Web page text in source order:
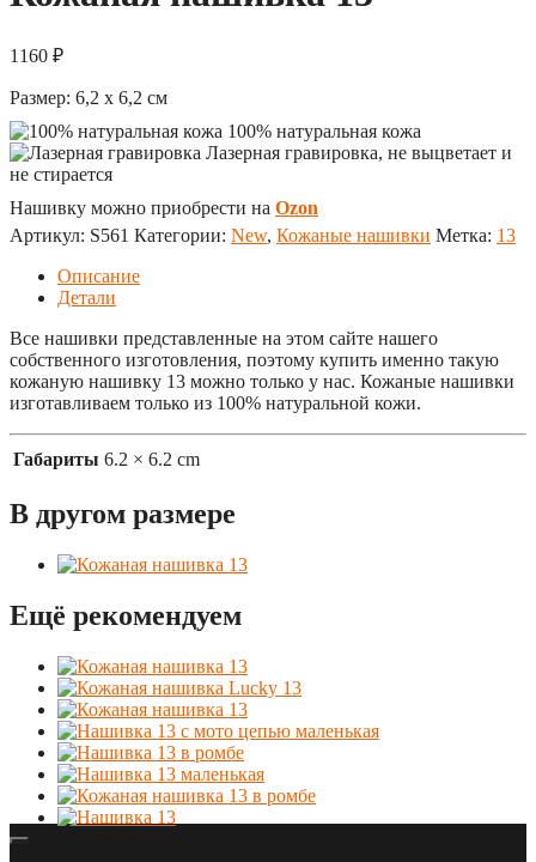
1160 ₽
Размер: 6,2 x 6,2 см
100% натуральная кожа
Лазерная гравировка, не выцветает и
не стирается
Нашивку можно приобрести на Ozon
Артикул: S561 Категории: New, Кожаные нашивки Метка: 13
Описание
Детали
Все нашивки представленные на этом сайте нашего
собственного изготовления, поэтому купить именно такую
кожаную нашивку 13 можно только у нас. Кожаные нашивки
изготавливаем только из 100% натуральной кожи.
Габариты 6.2 × 6.2 cm
В другом размере
Ещё рекомендуем